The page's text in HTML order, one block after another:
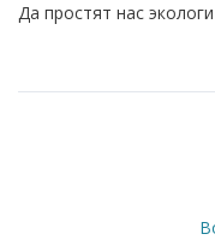
Да простят нас